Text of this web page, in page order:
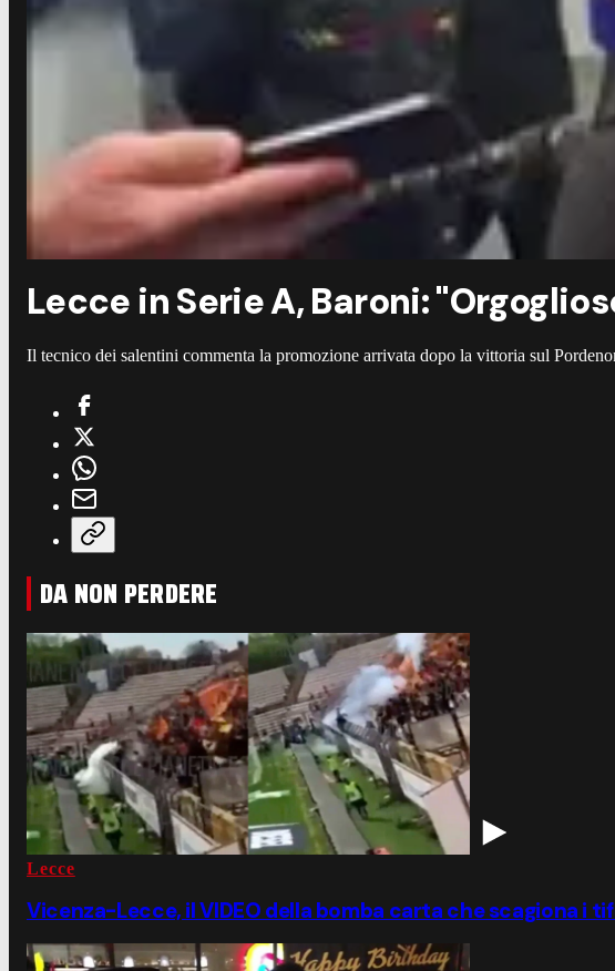
Lecce in Serie A, Baroni:
Il tecnico dei salentini commenta la promozione arrivata dopo la vittoria sul
DA NON PERDERE
Lecce
Vicenza-Lecce, il VIDEO della bomba carta che scagiona i